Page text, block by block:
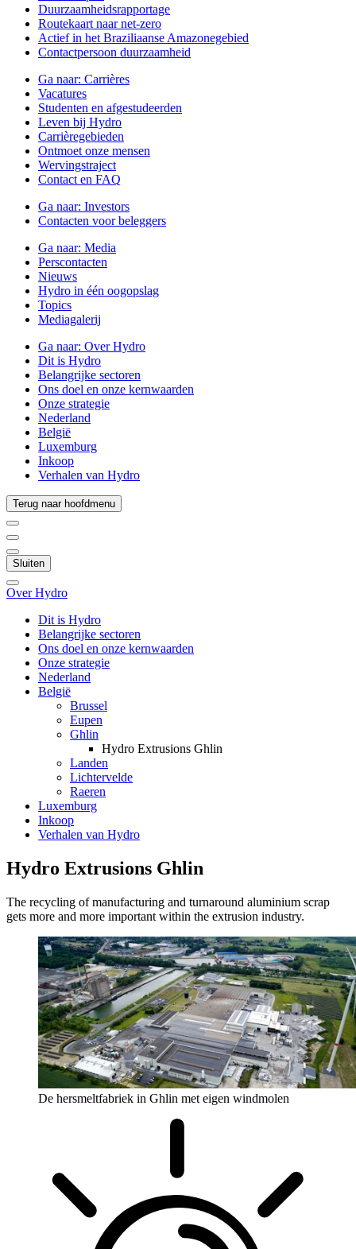
Duurzaamheidsrapportage
Routekaart naar net-zero
Actief in het Braziliaanse Amazonegebied
Contactpersoon duurzaamheid
Ga naar: Carrières
Vacatures
Studenten en afgestudeerden
Leven bij Hydro
Carrièregebieden
Ontmoet onze mensen
Wervingstraject
Contact en FAQ
Ga naar: Investors
Contacten voor beleggers
Ga naar: Media
Perscontacten
Nieuws
Hydro in één oogopslag
Topics
Mediagalerij
Ga naar: Over Hydro
Dit is Hydro
Belangrijke sectoren
Ons doel en onze kernwaarden
Onze strategie
Nederland
België
Luxemburg
Inkoop
Verhalen van Hydro
Terug naar hoofdmenu
Sluiten
Over Hydro
Dit is Hydro
Belangrijke sectoren
Ons doel en onze kernwaarden
Onze strategie
Nederland
België
Brussel
Eupen
Ghlin
Hydro Extrusions Ghlin
Landen
Lichtervelde
Raeren
Luxemburg
Inkoop
Verhalen van Hydro
Hydro Extrusions Ghlin
The recycling of manufacturing and turnaround aluminium scrap
gets more and more important within the extrusion industry.
De hersmeltfabriek in Ghlin met eigen windmolen